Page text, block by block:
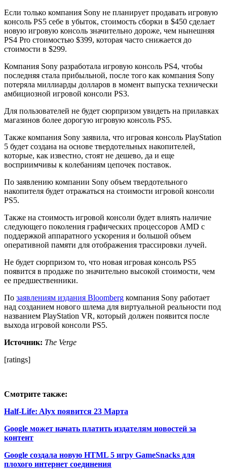
Если только компания Sony не планирует продавать игровую
консоль PS5 себе в убыток, стоимость сборки в $450 сделает
новую игровую консоль значительно дороже, чем нынешняя
PS4 Pro стоимостью $399, которая часто снижается до
стоимости в $299.
Компания Sony разработала игровую консоль PS4, чтобы
последняя стала прибыльной, после того как компания Sony
потеряла миллиарды долларов в момент выпуска технически
амбициозной игровой консоли PS3.
Для пользователей не будет сюрпризом увидеть на прилавках
магазинов более дорогую игровую консоль PS5.
Также компания Sony заявила, что игровая консоль PlayStation
5 будет создана на основе твердотельных накопителей,
которые, как известно, стоят не дешево, да и еще
восприимчивы к колебаниям цепочек поставок.
По заявлению компании Sony объем твердотельного
накопителя будет отражаться на стоимости игровой консоли
PS5.
Также на стоимость игровой консоли будет влиять наличие
следующего поколения графических процессоров AMD с
поддержкой аппаратного ускорения и большой объем
оперативной памяти для отображения трассировки лучей.
Не будет сюрпризом то, что новая игровая консоль PS5
появится в продаже по значительно высокой стоимости, чем
ее предшественники.
По заявлениям издания Bloomberg компания Sony работает
над созданием нового шлема для виртуальной реальности под
названием PlayStation VR, который должен появится после
выхода игровой консоли PS5.
Источник: The Verge
[ratings]
Смотрите также:
Half-Life: Alyx появится 23 Марта
Google может начать платить издателям новостей за
контент
Google создала новую HTML 5 игру GameSnacks для
плохого интернет соединения